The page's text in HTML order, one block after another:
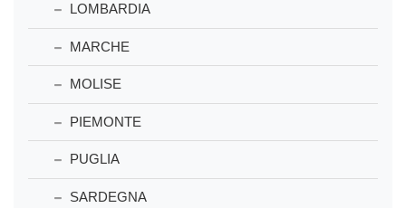
LOMBARDIA
MARCHE
MOLISE
PIEMONTE
PUGLIA
SARDEGNA